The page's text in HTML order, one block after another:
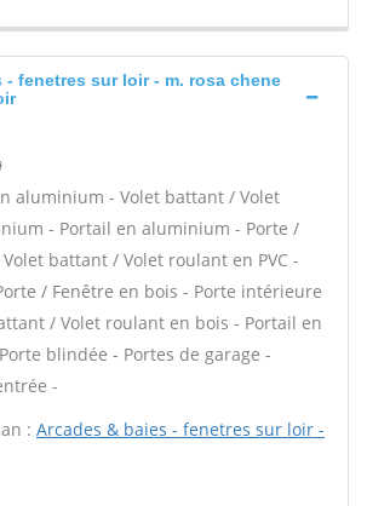
- fenetres sur loir - m. rosa chene
aluminium - Volet battant / Volet
- Portail en aluminium - Porte /
Volet battant / Volet roulant en PVC -
/ Fenêtre en bois - Porte intérieure
/ Volet roulant en bois - Portail en
blindée - Portes de garage -
-
: Arcades & baies - fenetres sur loir -